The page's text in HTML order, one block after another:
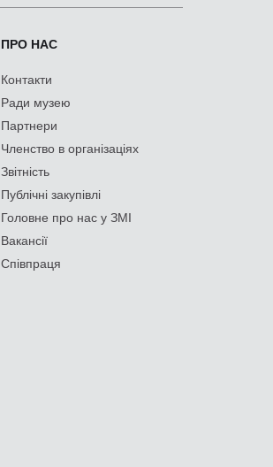
ПРО НАС
Контакти
Ради музею
Партнери
Членство в організаціях
Звітність
Публічні закупівлі
Головне про нас у ЗМІ
Вакансії
Співпраця